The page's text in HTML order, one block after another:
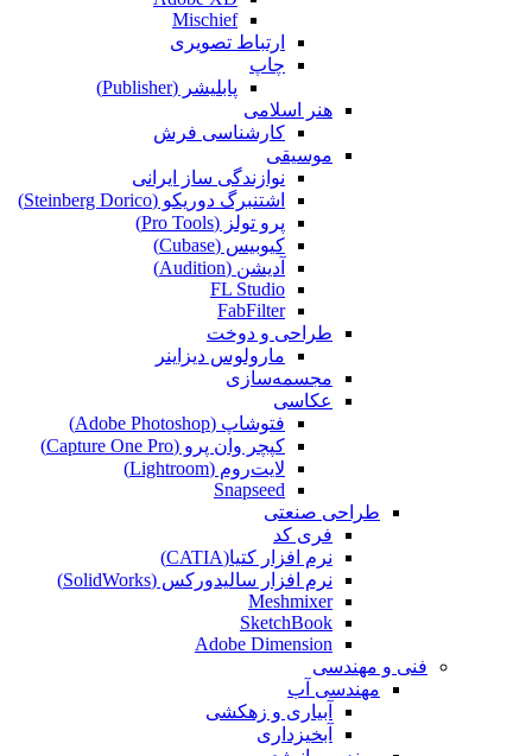
Mischief
ارتباط تصویری
چاپ
پابلیشر (Publisher)
هنر اسلامی
کارشناسی فرش
موسیقی
نوازندگی ساز ایرانی
اشتنبرگ دوریکو (Steinberg Dorico)
پرو تولز (Pro Tools)
کیوبیس (Cubase‎)
آدیشن (Audition)
FL Studio
FabFilter
طراحی و دوخت
مارولوس دیزاینر
مجسمه‌سازی‌
عکاسی
فتوشاپ (Adobe Photoshop)
کپچر وان پرو (Capture One Pro)
لایت‌روم (Lightroom)
Snapseed
طراحی صنعتی
فری کد
نرم افزار کتیا(CATIA)
نرم افزار سالیدورکس (SolidWorks)
Meshmixer
SketchBook
Adobe Dimension
فنی و مهندسی
مهندسی آب
آبیاری و زهکشی
آبخیزداری